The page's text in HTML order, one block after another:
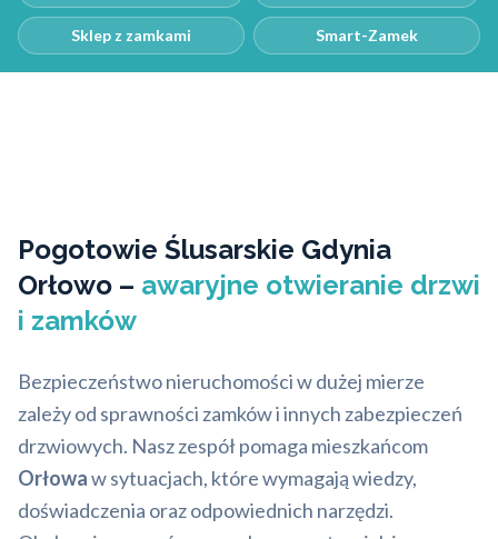
Sklep z zamkami Smart-Zamek
Pogotowie Ślusarskie Gdynia
Orłowo – awaryjne otwieranie drzwi
i zamków
Bezpieczeństwo nieruchomości w dużej mierze
zależy od sprawności zamków i innych zabezpieczeń
drzwiowych. Nasz zespół pomaga mieszkańcom
Orłowaw sytuacjach, które wymagają wiedzy,
doświadczenia oraz odpowiednich narzędzi.